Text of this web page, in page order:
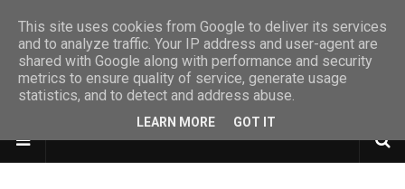
This site uses cookies from Google to deliver its services
and to analyze traffic. Your IP address and user-agent are
shared with Google along with performance and security
metrics to ensure quality of service, generate usage
statistics, and to detect and address abuse.
LEARN MORE GOT IT